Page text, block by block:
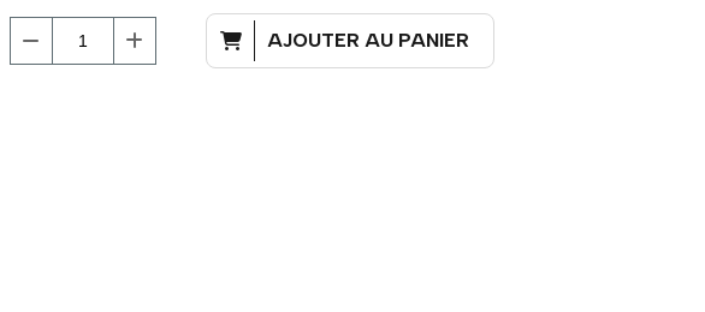
AJOUTER AU PANIER